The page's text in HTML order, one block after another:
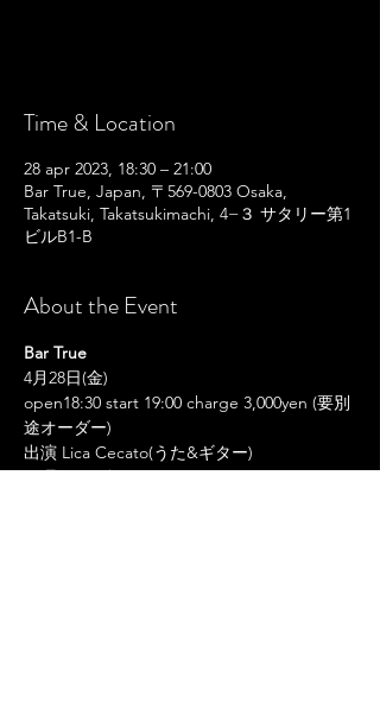
Time & Location
28 apr 2023, 18:30 – 21:00
Bar True, Japan, 〒569-0803 Osaka,
Takatsuki, Takatsukimachi, 4−３ サタリー第1
ビルB1-B
About the Event
Bar True
4月28日(金)
open18:30 start 19:00 charge 3,000yen (要別
途オーダー)
出演 Lica Cecato(うた&ギター)
長澤紀仁(ギター)